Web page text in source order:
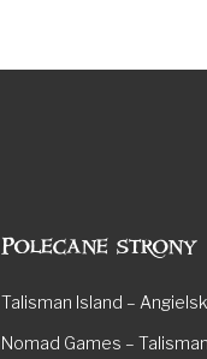
Polecane strony
Talisman Island –
Nomad Games –